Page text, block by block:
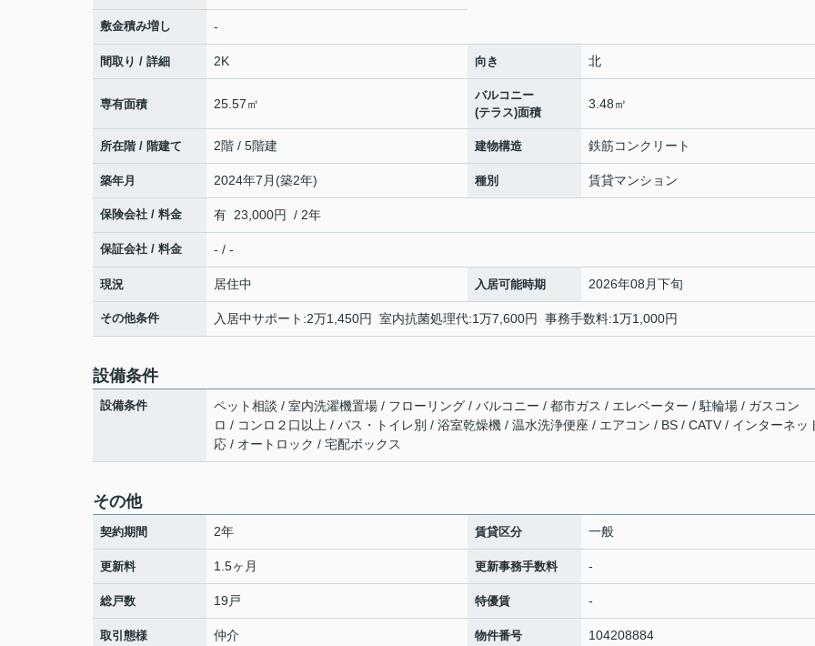
敷金積み増し -
間取り / 詳細 2K 向き 北
専有面積 25.57㎡
バルコニー
(テラス)面積
3.48㎡
所在階 / 階建て 2階 / 5階建 建物構造 鉄筋コンクリート
築年月 2024年7月(築2年) 種別 賃貸マンション
保険会社 / 料金 有 23,000円 / 2年
保証会社 / 料金 - / -
現況 居住中 入居可能時期 2026年08月下旬
その他条件 入居中サポート:2万1,450円 室内抗菌処理代:1万7,600円 事務手数料:1万1,000円
設備条件
設備条件
ペット相談 / 室内洗濯機置場 / フローリング / バルコニー / 都市ガス / エレベーター / 駐輪場 / ガスコン
ロ / コンロ２口以上 / バス・トイレ別 / 浴室乾燥機 / 温水洗浄便座 / エアコン / BS / CATV / インターネッ
応 / オートロック / 宅配ボックス
その他
契約期間 2年 賃貸区分 一般
更新料 1.5ヶ月 更新事務手数料 -
総戸数 19戸 特優賃 -
取引態様 仲介 物件番号 104208884